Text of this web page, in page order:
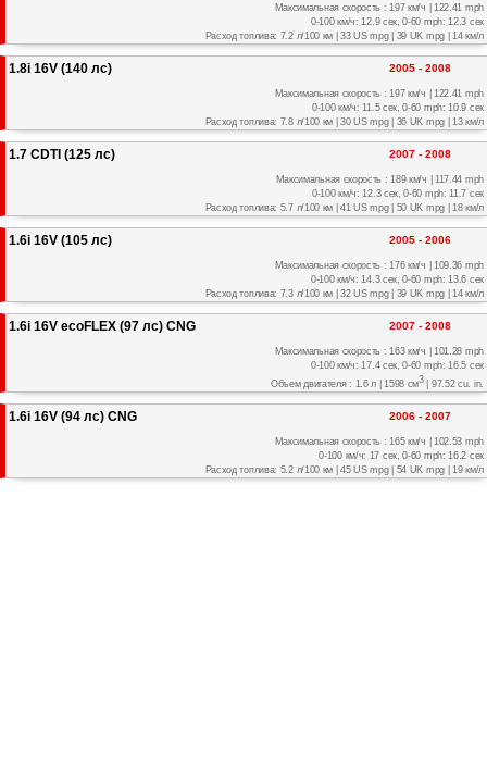
Максимальная скорость : 197 км/ч | 122.41 mph
0-100 км/ч: 12.9 сек, 0-60 mph: 12.3 сек
Расход топлива: 7.2 л/100 км | 33 US mpg | 39 UK mpg | 14 км/л
1.8i 16V (140 лс) 2005 - 2008
Максимальная скорость : 197 км/ч | 122.41 mph
0-100 км/ч: 11.5 сек, 0-60 mph: 10.9 сек
Расход топлива: 7.8 л/100 км | 30 US mpg | 36 UK mpg | 13 км/л
1.7 CDTI (125 лс) 2007 - 2008
Максимальная скорость : 189 км/ч | 117.44 mph
0-100 км/ч: 12.3 сек, 0-60 mph: 11.7 сек
Расход топлива: 5.7 л/100 км | 41 US mpg | 50 UK mpg | 18 км/л
1.6i 16V (105 лс) 2005 - 2006
Максимальная скорость : 176 км/ч | 109.36 mph
0-100 км/ч: 14.3 сек, 0-60 mph: 13.6 сек
Расход топлива: 7.3 л/100 км | 32 US mpg | 39 UK mpg | 14 км/л
1.6i 16V ecoFLEX (97 лс) CNG 2007 - 2008
Максимальная скорость : 163 км/ч | 101.28 mph
0-100 км/ч: 17.4 сек, 0-60 mph: 16.5 сек
Объем двигателя : 1.6 л | 1598 см3| 97.52 cu. in.
1.6i 16V (94 лс) CNG 2006 - 2007
Максимальная скорость : 165 км/ч | 102.53 mph
0-100 км/ч: 17 сек, 0-60 mph: 16.2 сек
Расход топлива: 5.2 л/100 км | 45 US mpg | 54 UK mpg | 19 км/л